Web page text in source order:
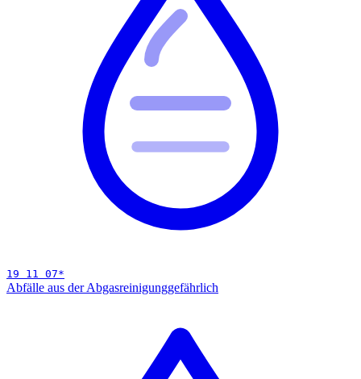
19 11 07*
Abfälle aus der Abgasreinigunggefährlich